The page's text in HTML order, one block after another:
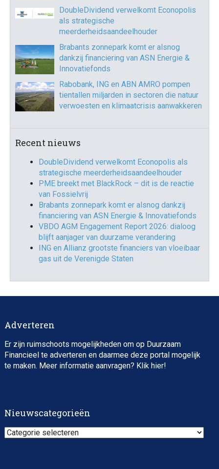
DoubleDividend verwelkomt Econopolis
als strategische
meerderheidsaandeelhouder
Brabants zonnepark komt er alsnog
dankzij financiering van ASN Energie &
Innovatiefonds
Rabobank, ING en ABN AMRO pompen
tientallen miljarden in sectoren die natuur
verwoesten en klimaatcrisis aanwakkeren
Recent nieuws
DoubleDividend verwelkomt Econopolis als
strategische meerderheidsaandeelhouder
PME breekt met BlackRock – dit is de reactie
van Fossielvrij
Brabants zonnepark komt er alsnog dankzij
financiering van ASN Energie & Innovatiefonds
VBDO AGM Engagement Report 2026: dialoog
blijft aanjager van duurzame verandering
ING en Allianz grootste financiers van vloeibaar
gas uit de Verenigde Staten
Adverteren
Er zijn ruimschoots mogelijkheden om op Duurzaam
Financieel te adverteren en daarmee deze portal mogelijk
te maken. Meer informatie aanvragen? Klik hier!
Nieuwscategorieën
Nieuwscategorieën